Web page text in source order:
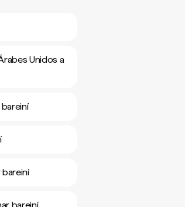
Unidos a